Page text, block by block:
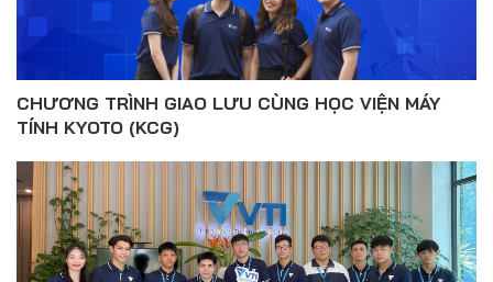
CHƯƠNG TRÌNH GIAO LƯU CÙNG HỌC VIỆN MÁY
TÍNH KYOTO (KCG)